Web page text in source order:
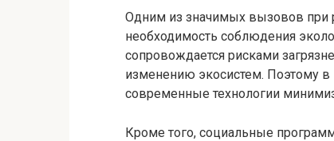
Одним из значимых вызовов при
необходимость соблюдения
сопровождается рисками
изменению экосистем. Поэтому в
современные технологии
Кроме того, социальные